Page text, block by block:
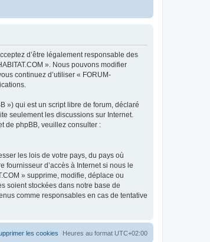
d’être légalement responsable des
». Nous pouvons modifier
continuez d’utiliser « FORUM-
») qui est un script libre de forum, déclaré
seulement les discussions sur Internet.
de phpBB, veuillez consulter :
les lois de votre pays, du pays où
fournisseur d’accès à Internet si nous le
» supprime, modifie, déplace ou
soient stockées dans notre base de
comme responsables en cas de tentative
Heures au format UTC+02:00
les cookies